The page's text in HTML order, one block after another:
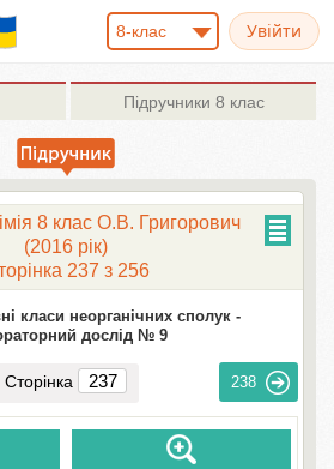
8-клас
Підручники 8 клас
8 клас О.В. Григорович
(2016 рік)
237 з 256
класи неорганічних сполук -
дослід № 9
Сторінка 238